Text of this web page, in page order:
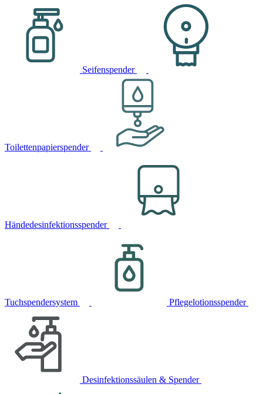
Seifenspender
Toilettenpapierspender
Händedesinfektionsspender
Tuchspendersystem Pflegelotionsspender
Desinfektionssäulen & Spender